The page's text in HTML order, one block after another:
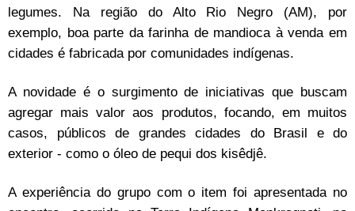
legumes. Na região do Alto Rio Negro (AM), por
exemplo, boa parte da farinha de mandioca à venda em
cidades é fabricada por comunidades indígenas.
A novidade é o surgimento de iniciativas que buscam
agregar mais valor aos produtos, focando, em muitos
casos, públicos de grandes cidades do Brasil e do
exterior - como o óleo de pequi dos kisêdjê.
A experiência do grupo com o item foi apresentada no